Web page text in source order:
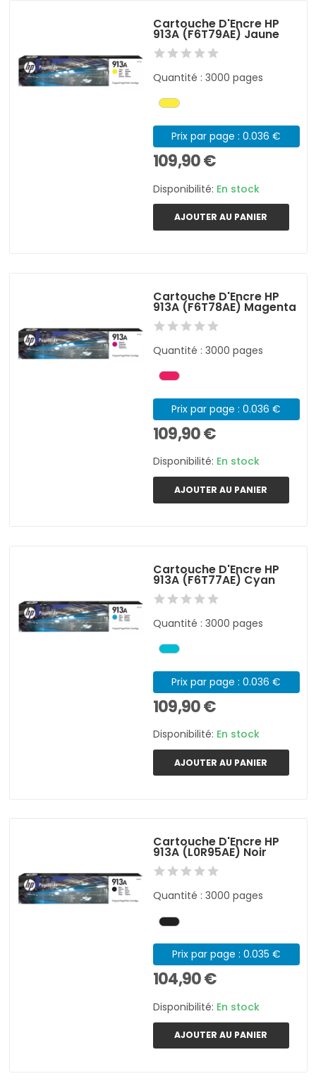
Cartouche D'Encre HP
913A (F6T79AE) Jaune
Quantité : 3000 pages
Prix par page : 0.036 €
109,90 €
Disponibilité: En stock
AJOUTER AU PANIER
Cartouche D'Encre HP
913A (F6T78AE) Magenta
Quantité : 3000 pages
Prix par page : 0.036 €
109,90 €
Disponibilité: En stock
AJOUTER AU PANIER
Cartouche D'Encre HP
913A (F6T77AE) Cyan
Quantité : 3000 pages
Prix par page : 0.036 €
109,90 €
Disponibilité: En stock
AJOUTER AU PANIER
Cartouche D'Encre HP
913A (L0R95AE) Noir
Quantité : 3000 pages
Prix par page : 0.035 €
104,90 €
Disponibilité: En stock
AJOUTER AU PANIER